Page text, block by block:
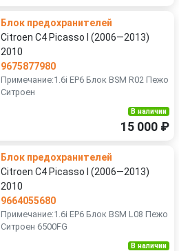
Блок предохранителей
Citroen C4 Picasso I (2006—2013)
2010
9675877980
Примечание:1.6i EP6 Блок BSM R02 Пежо
Ситроен
В наличии
15 000 ₽
Блок предохранителей
Citroen C4 Picasso I (2006—2013)
2010
9664055680
Примечание:1.6i EP6 Блок BSM L08 Пежо
Ситроен 6500FG
В наличии